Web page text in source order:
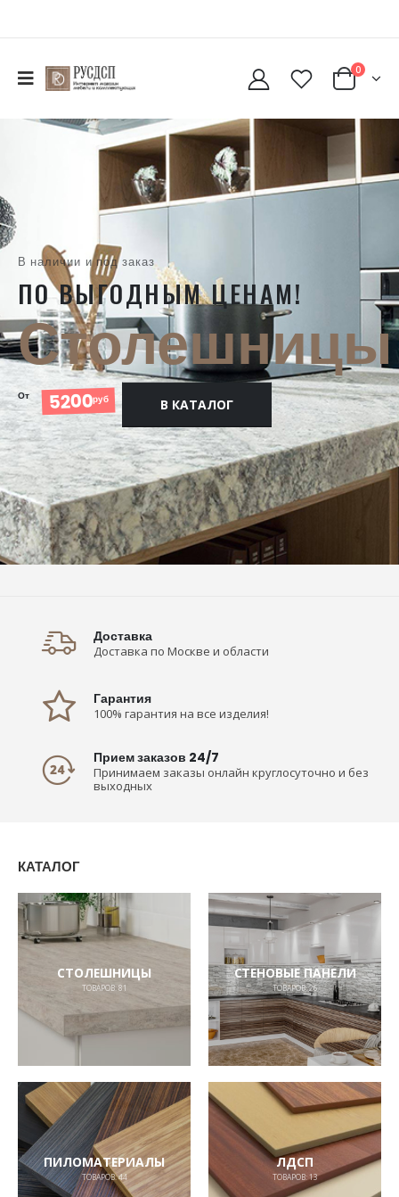
0
В наличии и под заказ
ПО ВЫГОДНЫМ ЦЕНАМ!
Столешницы
От 5200руб В КАТАЛОГ
Доставка
Доставка по Москве и области
Гарантия
100% гарантия на все изделия!
Прием заказов 24/7
Принимаем заказы онлайн круглосуточно и без
выходных
КАТАЛОГ
СТОЛЕШНИЦЫ
ТОВАРОВ:81
СТЕНОВЫЕ ПАНЕЛИ
ТОВАРОВ:26
ПИЛОМАТЕРИАЛЫ
ТОВАРОВ:44
ЛДСП
ТОВАРОВ:13